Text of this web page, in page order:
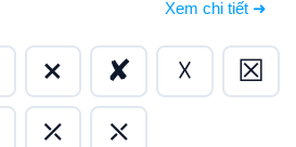
Xem chi tiết ➜
✗ ✘ ☓
☒
⤫ ⤬